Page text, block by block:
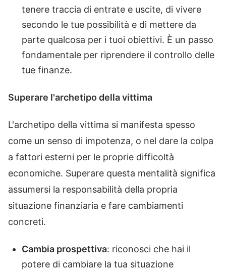
tenere traccia di entrate e uscite, di vivere
secondo le tue possibilità e di mettere da
parte qualcosa per i tuoi obiettivi. È un passo
fondamentale per riprendere il controllo delle
tue finanze.
Superare l'archetipo della vittima
L'archetipo della vittima si manifesta spesso
come un senso di impotenza, o nel dare la colpa
a fattori esterni per le proprie difficoltà
economiche. Superare questa mentalità significa
assumersi la responsabilità della propria
situazione finanziaria e fare cambiamenti
concreti.
Cambia prospettiva: riconosci che hai il
potere di cambiare la tua situazione